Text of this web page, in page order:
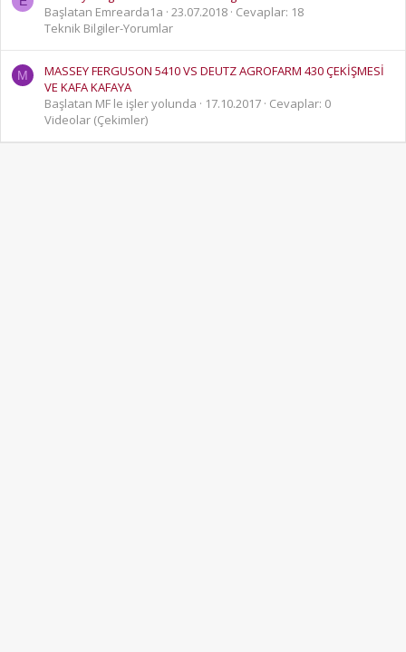
Başlatan Emrearda1a 23.07.2018 Cevaplar: 18
Teknik Bilgiler-Yorumlar
M
MASSEY FERGUSON 5410 VS DEUTZ AGROFARM 430 ÇEKİŞMESİ
VE KAFA KAFAYA
Başlatan MF le işler yolunda
17.10.2017 Cevaplar: 0
Videolar (Çekimler)